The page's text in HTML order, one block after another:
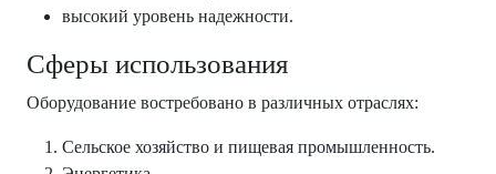
высокий уровень надежности.
Сферы использования
Оборудование востребовано в различных отраслях:
Сельское хозяйство и пищевая промышленность.